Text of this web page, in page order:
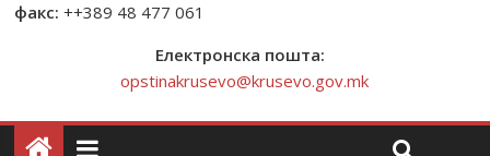
факс: ++389 48 477 061
Електронска пошта:
opstinakrusevo@krusevo.gov.mk